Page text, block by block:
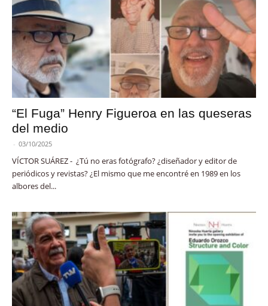
“El Fuga” Henry Figueroa en las queseras
del medio
- 03/10/2025
VÍCTOR SUÁREZ - ¿Tú no eras fotógrafo? ¿diseñador y editor de
periódicos y revistas? ¿El mismo que me encontré en 1989 en los
albores del...